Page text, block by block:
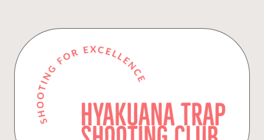
content